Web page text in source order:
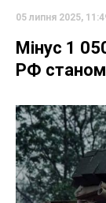
05 липня 2025,
Мінус 1
РФ